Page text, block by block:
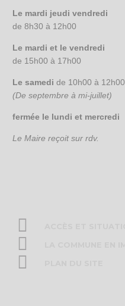
Le mardi jeudi vendredi
de 8h30 à 12h00
Le mardi et le vendredi
de 15h00 à 17h00
Le samedi de 10h00 à 12h00
(De septembre à mi-juillet)
fermée le lundi et mercredi
Le Maire reçoit sur rdv.